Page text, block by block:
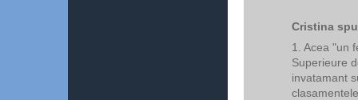
Cristina
1. Acea "un
Superieure
invatamant